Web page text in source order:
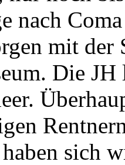
nach
mit
Die
sich